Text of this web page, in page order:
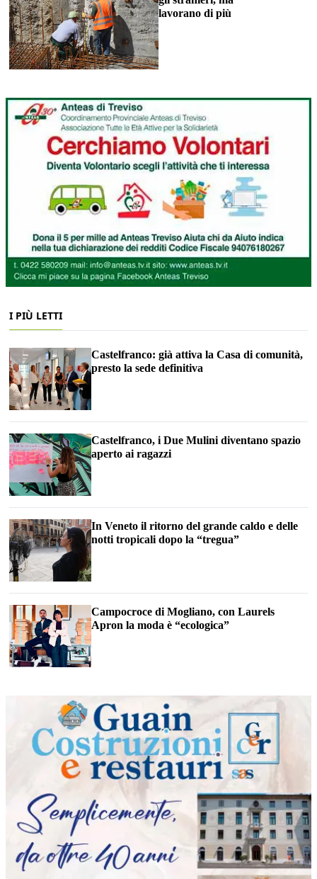
lavorano di più
I PIÙ LETTI
Castelfranco: già attiva la Casa di comunità,
presto la sede definitiva
Castelfranco, i Due Mulini diventano spazio
aperto ai ragazzi
In Veneto il ritorno del grande caldo e delle
notti tropicali dopo la “tregua”
Campocroce di Mogliano, con Laurels
Apron la moda è “ecologica”